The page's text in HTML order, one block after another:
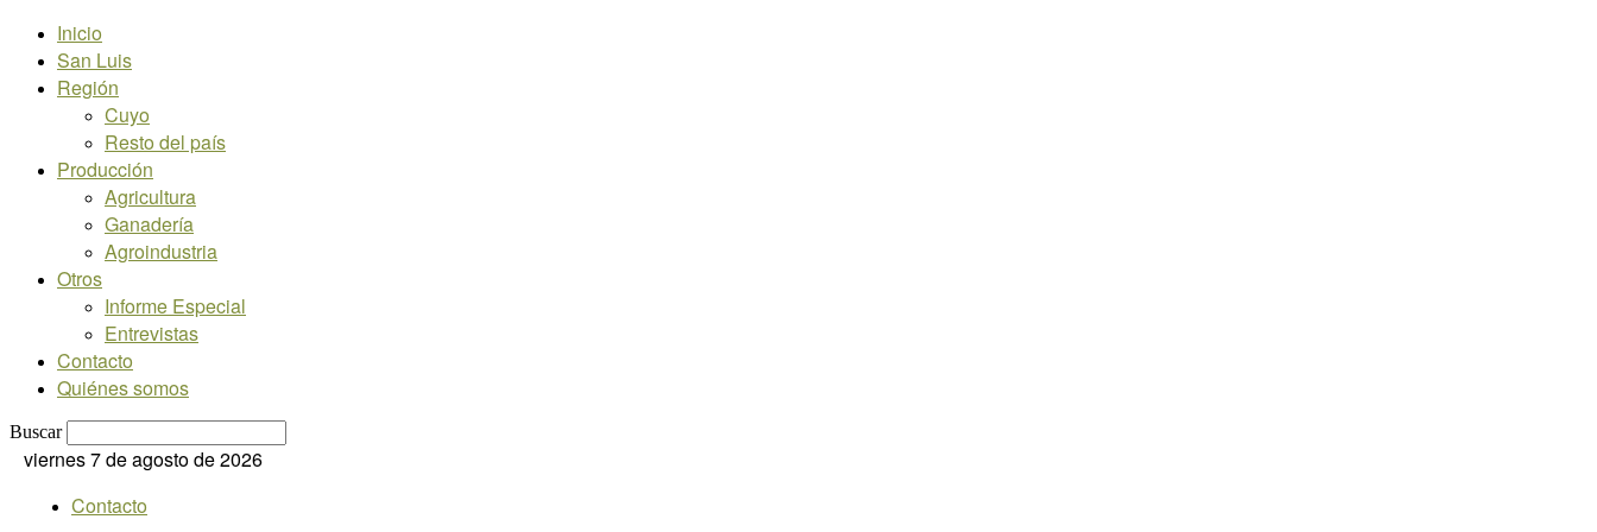
Inicio
San Luis
Región
Cuyo
Resto del país
Producción
Agricultura
Ganadería
Agroindustria
Otros
Informe Especial
Entrevistas
Contacto
Quiénes somos
Buscar
viernes 7 de agosto de 2026
Contacto